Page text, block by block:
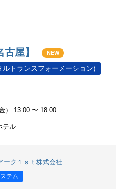
屋】 NEW
ルトランスフォーメーション)
） 13:00 〜 18:00
テル
ーク１ｓｔ株式会社
テム